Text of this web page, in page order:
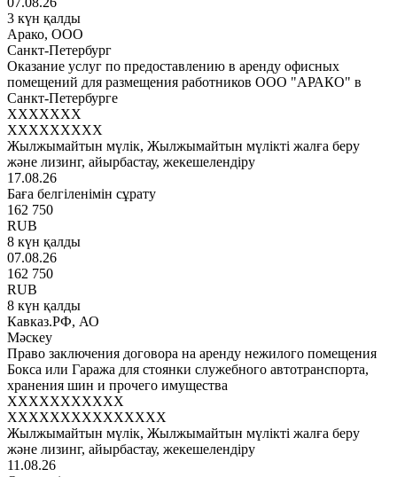
3 күн қалды
Арако, ООО
Санкт-Петербург
Оказание услуг по предоставлению в аренду офисных
помещений для размещения работников ООО "АРАКО" в
Санкт-Петербурге
XXXXXXX
XXXXXXXXX
Жылжымайтын мүлік, Жылжымайтын мүлікті жалға беру
және лизинг, айырбастау, жекешелендіру
17.08.26
Баға белгіленімін сұрату
162 750
RUB
8 күн қалды
07.08.26
162 750
RUB
8 күн қалды
Кавказ.РФ, АО
Мәскеу
Право заключения договора на аренду нежилого помещения
Бокса или Гаража для стоянки служебного автотранспорта,
хранения шин и прочего имущества
XXXXXXXXXXX
XXXXXXXXXXXXXXX
Жылжымайтын мүлік, Жылжымайтын мүлікті жалға беру
және лизинг, айырбастау, жекешелендіру
11.08.26